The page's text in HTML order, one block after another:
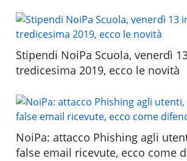
Stipendi NoiPa Scuola, venerdì
tredicesima 2019, ecco le novità
NoiPa: attacco Phishing agli
false email ricevute, ecco come